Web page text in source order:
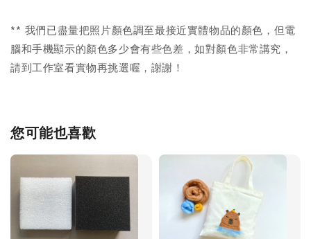
** 我們已盡量把照片顏色調至最接近實體物品的顏色，但電
腦和手機顯示的顏色多少會有些色差，如對顏色非常講究，
請到工作室看實物再挑選喔，謝謝！
您可能也喜歡